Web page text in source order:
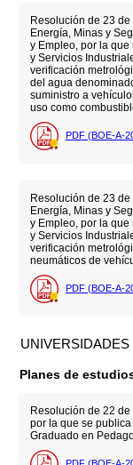
Resolución de 23
Energía, Minas y
y Empleo, por la
y Servicios
verificación
del agua
suministro a
uso como
PDF (BOE-A-
Resolución de 23
Energía, Minas y
y Empleo, por la
y Servicios
verificación
neumáticos de
PDF (BOE-A-
UNIVERSIDADES
Planes de
Resolución de 22
por la que se
Graduado en